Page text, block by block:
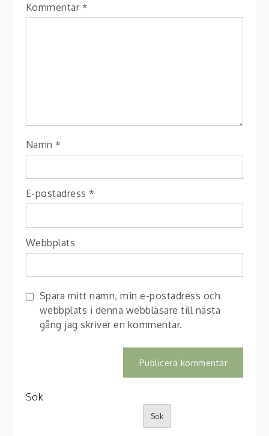
Kommentar *
Namn *
E-postadress *
Webbplats
Spara mitt namn, min e-postadress och
webbplats i denna webbläsare till nästa
gång jag skriver en kommentar.
Sök
Sök